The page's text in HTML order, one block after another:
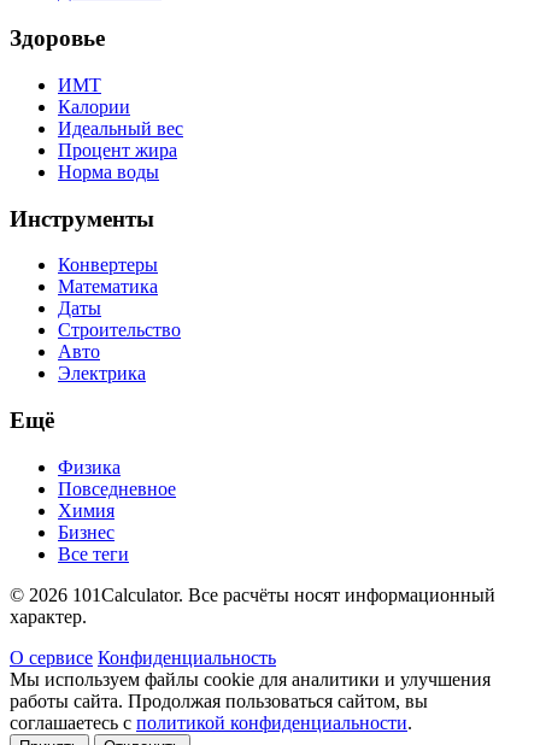
Здоровье
ИМТ
Калории
Идеальный вес
Процент жира
Норма воды
Инструменты
Конвертеры
Математика
Даты
Строительство
Авто
Электрика
Ещё
Физика
Повседневное
Химия
Бизнес
Все теги
© 2026 101Calculator. Все расчёты носят информационный
характер.
О сервисе Конфиденциальность
Мы используем файлы cookie для аналитики и улучшения
работы сайта. Продолжая пользоваться сайтом, вы
соглашаетесь с политикой конфиденциальности.